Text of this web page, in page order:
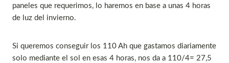
paneles que requerimos, lo haremos en base a unas 4 horas
de luz del invierno.
Si queremos conseguir los 110 Ah que gastamos diariamente
solo mediante el sol en esas 4 horas, nos da a 110/4= 27,5